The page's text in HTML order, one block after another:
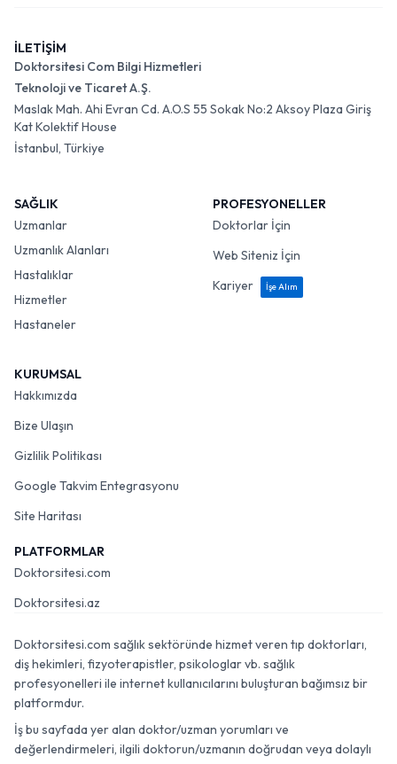
İLETİŞİM
Doktorsitesi Com Bilgi Hizmetleri
Teknoloji ve Ticaret A.Ş.
Maslak Mah. Ahi Evran Cd. A.O.S 55 Sokak No:2 Aksoy Plaza Giriş
Kat Kolektif House
İstanbul, Türkiye
SAĞLIK
Uzmanlar
Uzmanlık Alanları
Hastalıklar
Hizmetler
Hastaneler
PROFESYONELLER
Doktorlar İçin
Web Siteniz İçin
Kariyer
İşe Alım
KURUMSAL
Hakkımızda
Bize Ulaşın
Gizlilik Politikası
Google Takvim Entegrasyonu
Site Haritası
PLATFORMLAR
Doktorsitesi.com
Doktorsitesi.az
Doktorsitesi.com sağlık sektöründe hizmet veren tıp doktorları,
diş hekimleri, fizyoterapistler, psikologlar vb. sağlık
profesyonelleri ile internet kullanıcılarını buluşturan bağımsız bir
platformdur.
İş bu sayfada yer alan doktor/uzman yorumları ve
değerlendirmeleri, ilgili doktorun/uzmanın doğrudan veya dolaylı